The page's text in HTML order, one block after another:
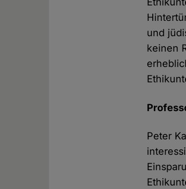
und
keinen
Peter